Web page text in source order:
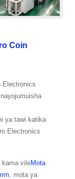
Coin
Electronics
ya tawi katika
Electronics
, kama vileMota
, mota ya